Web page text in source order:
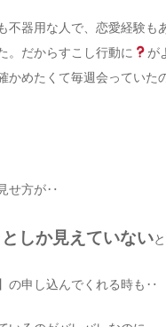
不器用な人で、恋愛経験も
。だからすこし行動に
が
かめたくて毎週会っていた
せ方が‥
しか見えていない
の申し込んでくれる時も‥